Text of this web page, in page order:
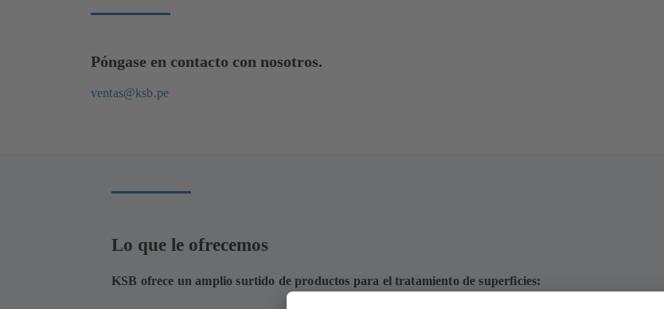
Póngase en contacto con nosotros.
ventas@ksb.pe
Lo que le ofrecemos
KSB ofrece un amplio surtido de productos para el tratamiento de superficies: